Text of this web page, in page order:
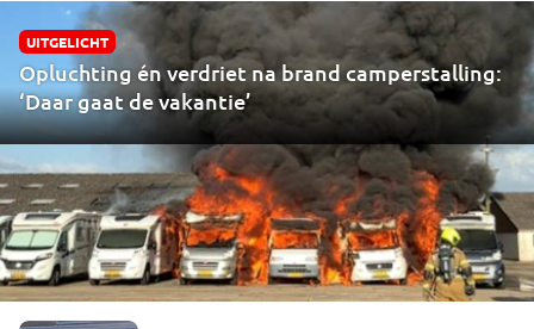
UITGELICHT
Opluchting én verdriet na brand camperstalling:
‘Daar gaat de vakantie’